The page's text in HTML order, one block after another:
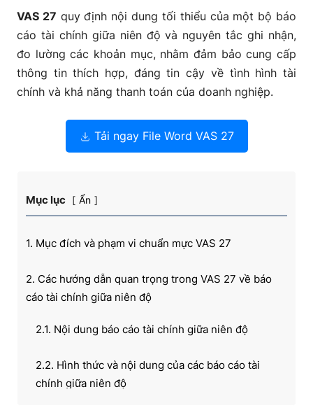
VAS 27 quy định nội dung tối thiểu của một bộ báo
cáo tài chính giữa niên độ và nguyên tắc ghi nhận,
đo lường các khoản mục, nhằm đảm bảo cung cấp
thông tin thích hợp, đáng tin cậy về tình hình tài
chính và khả năng thanh toán của doanh nghiệp.
Tải ngay File Word VAS 27
Mục lục Ẩn
1. Mục đích và phạm vi chuẩn mực VAS 27
2. Các hướng dẫn quan trọng trong VAS 27 về báo
cáo tài chính giữa niên độ
2.1. Nội dung báo cáo tài chính giữa niên độ
2.2. Hình thức và nội dung của các báo cáo tài
chính giữa niên độ